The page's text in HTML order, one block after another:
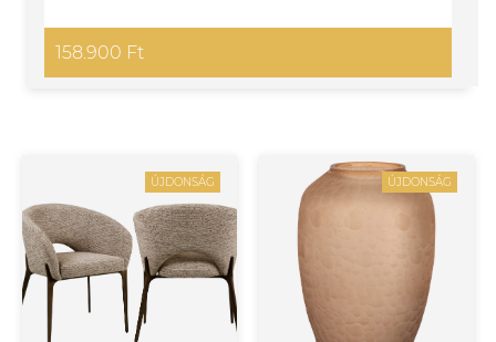
158.900 Ft
ÚJDONSÁG ÚJDONSÁG